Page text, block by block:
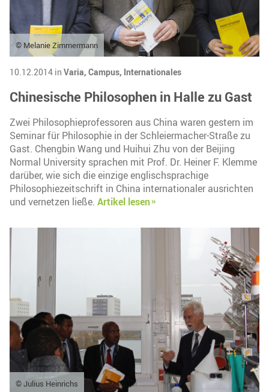
© Melanie Zimmermann
10.12.2014 in Varia, Campus, Internationales
Chinesische Philosophen in Halle zu Gast
Zwei Philosophieprofessoren aus China waren gestern im
Seminar für Philosophie in der Schleiermacher-Straße zu
Gast. Chengbin Wang und Huihui Zhu von der Beijing
Normal University sprachen mit Prof. Dr. Heiner F. Klemme
darüber, wie sich die einzige englischsprachige
Philosophiezeitschrift in China internationaler ausrichten
und vernetzen ließe. Artikel lesen
© Julius Heinrichs